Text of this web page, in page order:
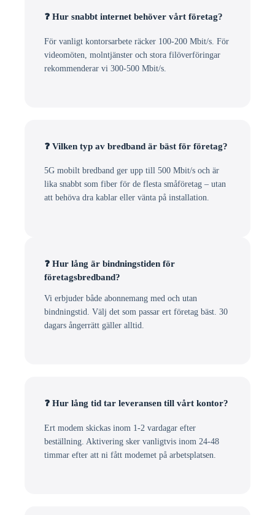
❓ Hur snabbt internet behöver vårt företag?
För vanligt kontorsarbete räcker 100-200 Mbit/s. För
videomöten, molntjänster och stora filöverföringar
rekommenderar vi 300-500 Mbit/s.
❓ Vilken typ av bredband är bäst för företag?
5G mobilt bredband ger upp till 500 Mbit/s och är
lika snabbt som fiber för de flesta småföretag – utan
att behöva dra kablar eller vänta på installation.
❓ Hur lång är bindningstiden för
företagsbredband?
Vi erbjuder både abonnemang med och utan
bindningstid. Välj det som passar ert företag bäst. 30
dagars ångerrätt gäller alltid.
❓ Hur lång tid tar leveransen till vårt kontor?
Ert modem skickas inom 1-2 vardagar efter
beställning. Aktivering sker vanligtvis inom 24-48
timmar efter att ni fått modemet på arbetsplatsen.